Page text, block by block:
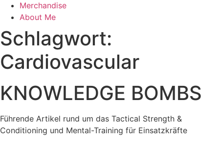
Merchandise
About Me
Schlagwort:
Cardiovascular
KNOWLEDGE BOMBS
Führende Artikel rund um das Tactical Strength &
Conditioning und Mental-Training für Einsatzkräfte